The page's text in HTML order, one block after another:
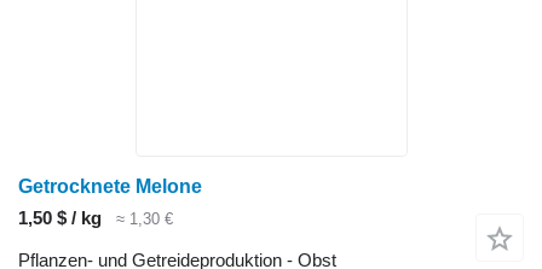
Getrocknete Melone
1,50 $ / kg
≈ 1,30 €
Pflanzen- und Getreideproduktion - Obst